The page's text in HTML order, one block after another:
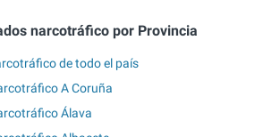
narcotráfico por Provincia
de todo el país
A Coruña
Álava